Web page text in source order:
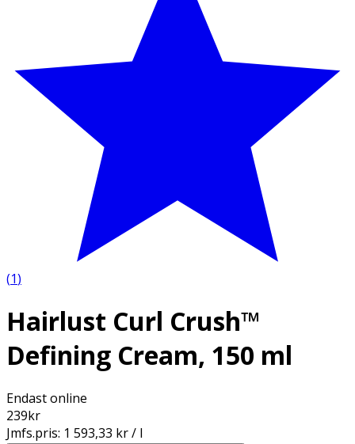
(1)
Hairlust Curl Crush™
Defining Cream, 150 ml
Endast online
239kr
Jmfs.pris: 1 593,33 kr / l